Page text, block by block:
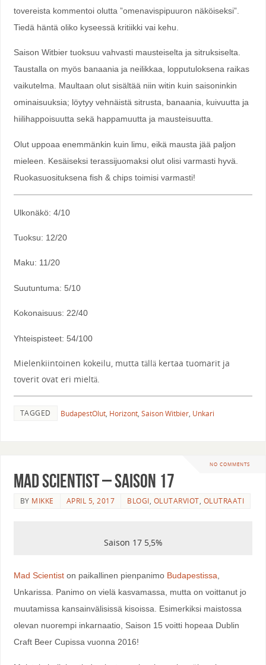
tovereista kommentoi olutta ”omenavispipuuron näköiseksi”.
Tiedä häntä oliko kyseessä kritiikki vai kehu.
Saison Witbier tuoksuu vahvasti mausteiselta ja sitruksiselta.
Taustalla on myös banaania ja neilikkaa, lopputuloksena raikas
vaikutelma. Maultaan olut sisältää niin witin kuin saisoninkin
ominaisuuksia; löytyy vehnäistä sitrusta, banaania, kuivuutta ja
hiilihappoisuutta sekä happamuutta ja mausteisuutta.
Olut uppoaa enemmänkin kuin limu, eikä mausta jää paljon
mieleen. Kesäiseksi terassijuomaksi olut olisi varmasti hyvä.
Ruokasuosituksena fish & chips toimisi varmasti!
Ulkonäkö: 4/10
Tuoksu: 12/20
Maku: 11/20
Suutuntuma: 5/10
Kokonaisuus: 22/40
Yhteispisteet: 54/100
Mielenkiintoinen kokeilu, mutta tällä kertaa tuomarit ja
toverit ovat eri mieltä.
TAGGED BudapestOlut, Horizont, Saison Witbier, Unkari
NO COMMENTS
Mad Scientist – Saison 17
BY MIKKE APRIL 5, 2017 BLOGI, OLUTARVIOT, OLUTRAATI
Saison 17 5,5%
Mad Scientiston paikallinen pienpanimo Budapestissa,
Unkarissa. Panimo on vielä kasvamassa, mutta on voittanut jo
muutamissa kansainvälisissä kisoissa. Esimerkiksi maistossa
olevan nuorempi inkarnaatio, Saison 15 voitti hopeaa Dublin
Craft Beer Cupissa vuonna 2016!